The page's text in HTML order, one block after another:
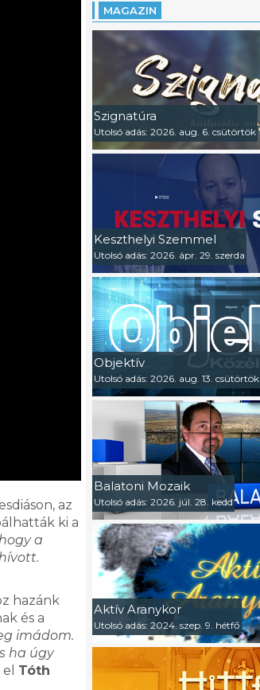
az
ki a
a
hazánk
és a
imádom.
ha úgy
Tóth
MAGAZIN
Szignatúra
Utolsó adás: 2026. aug. 6. csütörtök
Keszthelyi Szemmel
Utolsó adás: 2026. ápr. 29. szerda
Objektív
Utolsó adás: 2026. aug. 13. csütörtök
Balatoni Mozaik
Utolsó adás: 2026. júl. 28. kedd
Aktív Aranykor
Utolsó adás: 2024. szep. 9. hétfő